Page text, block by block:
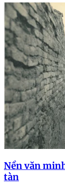
Nền văn
tàn